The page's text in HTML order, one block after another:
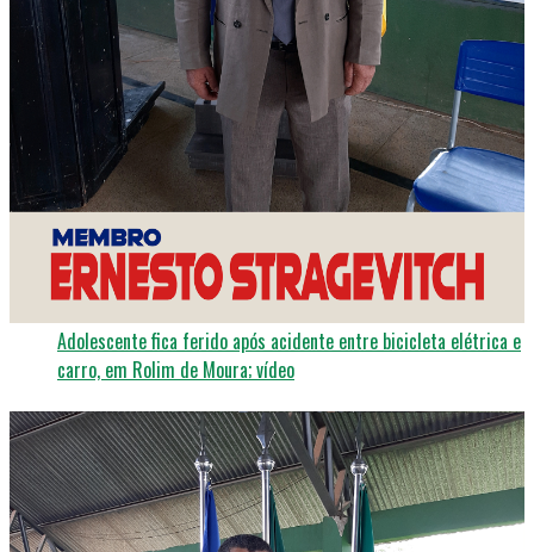
Post Views:
Continue Reading
Tendências
DESTAQUE 2 semanas ago
Influenciadora cria barbearia nudista e cobra até R$ 4 mil por
atendimento
ACIDENTES2 semanas ago
Adolescente fica ferido após acidente entre bicicleta elétrica e
carro, em Rolim de Moura; vídeo
DESTAQUE3 dias ago
MONSTROS: Casal confessa ter matado o próprio filho recém-
nascido após parto; “Não queríamos o neném”; Veja o vídeo